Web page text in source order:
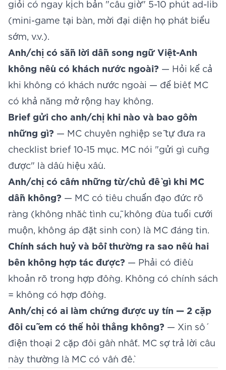
giỏi có ngay kịch bản "câu giờ" 5-10 phút ad-lib
(mini-game tại bàn, mời đại diện họ phát biểu
sớm, v.v.).
Anh/chị có sẵn lời dẫn song ngữ Việt-Anh
không nếu có khách nước ngoài? — Hỏi kể cả
khi không có khách nước ngoài — để biết MC
có khả năng mở rộng hay không.
Brief gửi cho anh/chị khi nào và bao gồm
những gì? — MC chuyên nghiệp sẽ tự đưa ra
checklist brief 10-15 mục. MC nói "gửi gì cũng
được" là dấu hiệu xấu.
Anh/chị có cấm những từ/chủ đề gì khi MC
dẫn không? — MC có tiêu chuẩn đạo đức rõ
ràng (không nhắc tình cũ, không đùa tuổi cưới
muộn, không áp đặt sinh con) là MC đáng tin.
Chính sách huỷ và bồi thường ra sao nếu hai
bên không hợp tác được? — Phải có điều
khoản rõ trong hợp đồng. Không có chính sách
= không có hợp đồng.
Anh/chị có ai làm chứng được uy tín — 2 cặp
đôi cũ em có thể hỏi thẳng không? — Xin số
điện thoại 2 cặp đôi gần nhất. MC sợ trả lời câu
này thường là MC có vấn đề.